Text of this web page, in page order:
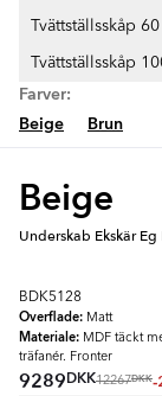
Tvättställsskåp
Tvättställsskåp
Farver:
Beige
Brun
Beige
Underskab Ekskär
BDK5128
Overflade: Matt
Materiale: MDF täckt
träfanér. Fronter
9289DKK12267DKK-